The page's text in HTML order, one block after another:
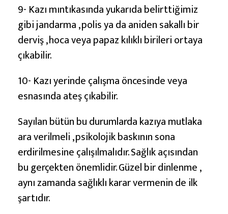
9- Kazı mıntıkasında yukarıda belirttiğimiz
gibi jandarma , polis ya da aniden sakallı bir
derviş , hoca veya papaz kılıklı birileri ortaya
çıkabilir.
10- Kazı yerinde çalışma öncesinde veya
esnasında ateş çıkabilir.
Sayılan bütün bu durumlarda kazıya mutlaka
ara verilmeli , psikolojik baskının sona
erdirilmesine çalışılmalıdır. Sağlık açısından
bu gerçekten önemlidir. Güzel bir dinlenme ,
aynı zamanda sağlıklı karar vermenin de ilk
şartıdır.